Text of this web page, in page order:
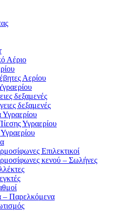
Αέριο
Αερίου
δεξαμενές
δεξαμενές
Υγραερίου
Υγραερίου
Επιλεκτικοί
κενού – Σωλήνες
– Παρελκόμενα